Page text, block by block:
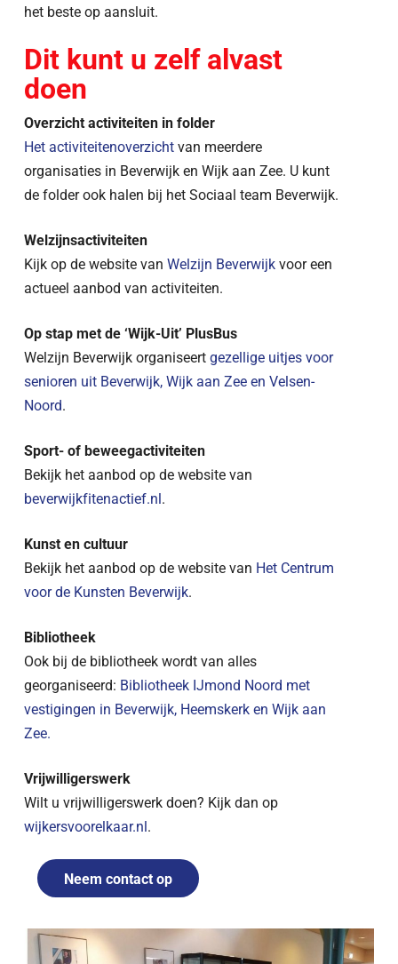
het beste op aansluit.
Dit kunt u zelf alvast
doen
Overzicht activiteiten in folder
Het activiteitenoverzichtvan meerdere
organisaties in Beverwijk en Wijk aan Zee. U kunt
de folder ook halen bij het Sociaal team Beverwijk.
Welzijnsactiviteiten
Kijk op de website van Welzijn Beverwijkvoor een
actueel aanbod van activiteiten.
Op stap met de ‘Wijk-Uit’ PlusBus
Welzijn Beverwijk organiseertgezellige uitjes voor
senioren uit Beverwijk, Wijk aan Zee en Velsen-
Noord.
Sport- of beweegactiviteiten
Bekijk het aanbod op de website van
beverwijkfitenactief.nl.
Kunst en cultuur
Bekijk het aanbod op de website van Het Centrum
voor de Kunsten Beverwijk.
Bibliotheek
Ook bij de bibliotheek wordt van alles
georganiseerd: Bibliotheek IJmond Noord met
vestigingen in Beverwijk, Heemskerk en Wijk aan
Zee.
Vrijwilligerswerk
Wilt u vrijwilligerswerk doen? Kijk dan op
wijkersvoorelkaar.nl.
Neem contact op